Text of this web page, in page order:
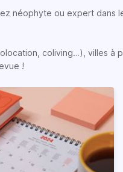
néophyte ou expert
coliving…), villes
!